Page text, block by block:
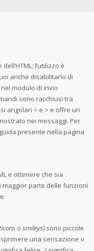
l’utilizzo è
anche disabilitarlo di
modulo di invio
sono racchiusi tra
angolari < e > e offre un
nei messaggi. Per
presente nella pagina
e ottenere che sia
maggior parte delle funzioni
o smileys) sono piccole
una sensazione o